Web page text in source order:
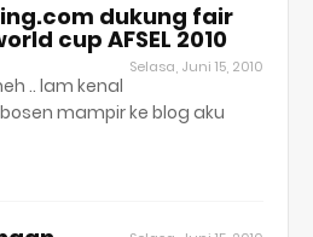
dukung fair
cup AFSEL 2010
Selasa, Juni 15, 2010
.. lam kenal
mampir ke blog aku